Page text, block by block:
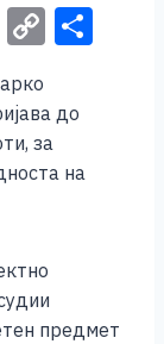
E C
p
y
Li
k
до
за
на
предмет